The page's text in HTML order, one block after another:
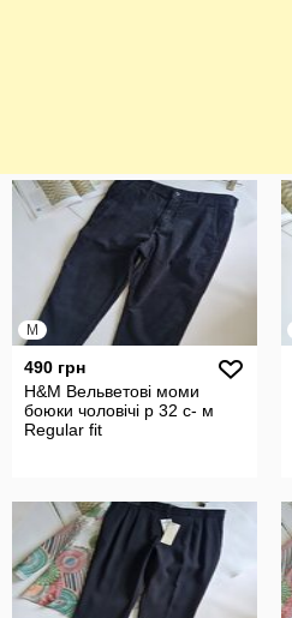
M
490 грн
H&M Вельветові моми
боюки чоловічі р 32 с- м
Regular fit